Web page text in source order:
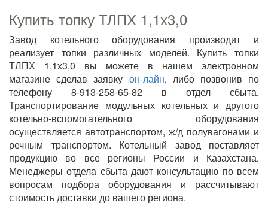
Купить топку ТЛПХ 1,1х3,0
Завод котельного оборудования производит и
реализует топки различных моделей. Купить топки
ТЛПХ 1,1х3,0 вы можете в нашем электронном
магазине сделав заявку он-лайн, либо позвонив по
телефону 8-913-258-65-82 в отдел сбыта.
Транспортирование модульных котельных и другого
котельно-вспомогательного оборудования
осуществляется автотранспортом, ж/д полувагонами и
речным транспортом. Котельный завод поставляет
продукцию во все регионы России и Казахстана.
Менеджеры отдела сбыта дают консультацию по всем
вопросам подбора оборудования и рассчитывают
стоимость доставки до вашего региона.